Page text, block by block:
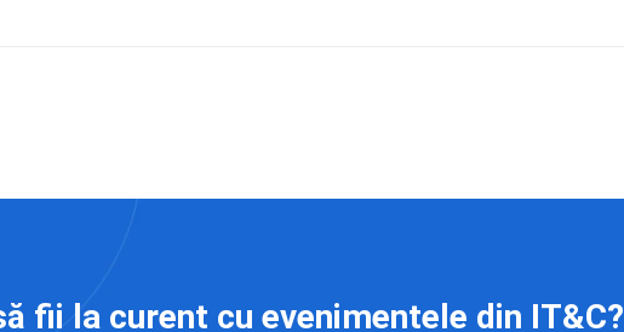
fii la curent cu evenimentele din IT&C?